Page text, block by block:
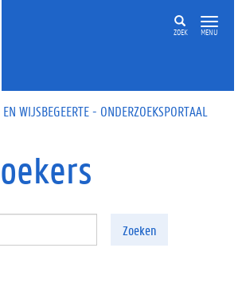
gaan
ZOEK MENU
WIJSBEGEERTE - ONDERZOEKSPORTAAL
Zoeken